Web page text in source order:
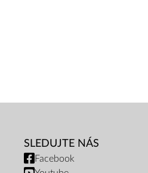
SLEDUJTE NÁS
Facebook